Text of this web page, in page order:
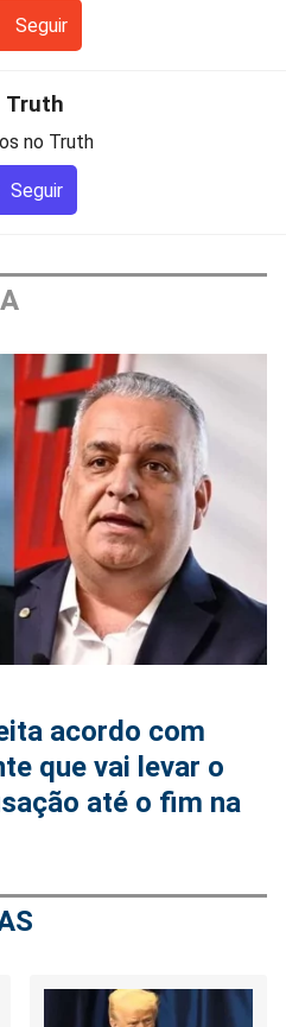
Seguir
Truth
no Truth
Seguir
acordo com
que vai levar o
até o fim na